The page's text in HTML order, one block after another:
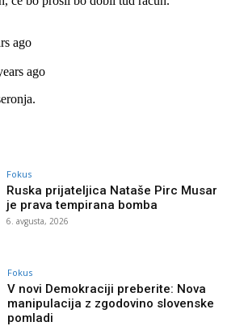
Fokus
Ruska prijateljica Nataše Pirc Musar
je prava tempirana bomba
6. avgusta, 2026
Fokus
V novi Demokraciji preberite: Nova
manipulacija z zgodovino slovenske
pomladi